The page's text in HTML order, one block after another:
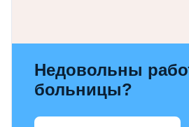
Недовольны
больницы?